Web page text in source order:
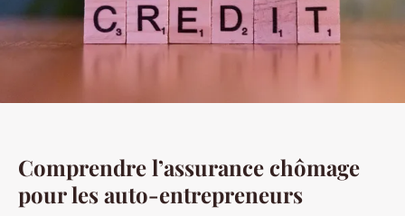
Comprendre l’assurance chômage
pour les auto-entrepreneurs